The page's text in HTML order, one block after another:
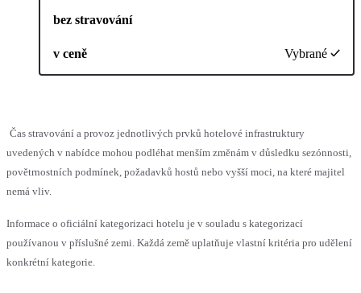
bez stravování
v ceně Vybrané
Čas stravování a provoz jednotlivých prvků hotelové infrastruktury
uvedených v nabídce mohou podléhat menším změnám v důsledku sezónnosti,
povětrnostních podmínek, požadavků hostů nebo vyšší moci, na které majitel
nemá vliv.
Informace o oficiální kategorizaci hotelu je v souladu s kategorizací
používanou v příslušné zemi. Každá země uplatňuje vlastní kritéria pro udělení
konkrétní kategorie.